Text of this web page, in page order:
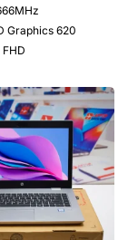
Graphics 620